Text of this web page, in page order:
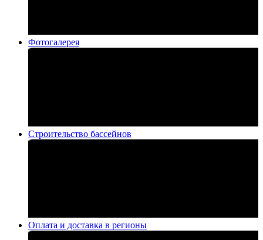
Фотогалерея
Строительство бассейнов
Оплата и доставка в регионы